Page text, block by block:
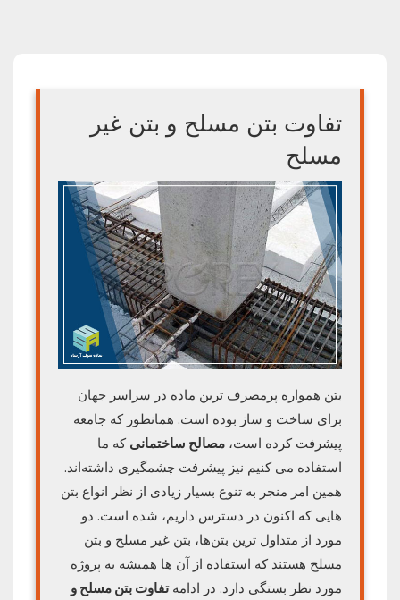
تفاوت بتن مسلح و بتن غیر
مسلح
بتن همواره پرمصرف ترین ماده در سراسر جهان
برای ساخت و ساز بوده است. همانطور که جامعه
پیشرفت کرده است، مصالح ساختمانیکه ما
استفاده می کنیم نیز پیشرفت چشمگیری داشته‌اند.
همین امر منجر به تنوع بسیار زیادی از نظر انواع بتن
هایی که اکنون در دسترس داریم، شده است. دو
مورد از متداول ترین بتن‌ها، بتن غیر مسلح و بتن
مسلح هستند که استفاده از آن ها همیشه به پروژه
مورد نظر بستگی دارد. در ادامهتفاوت بتن مسلح و